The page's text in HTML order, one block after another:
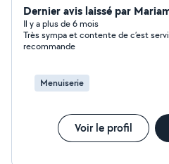
Dernier avis laissé par
Il y a plus de 6 mois
Très sympa et contente de c’est
recommande
Menuiserie
Voir le profil